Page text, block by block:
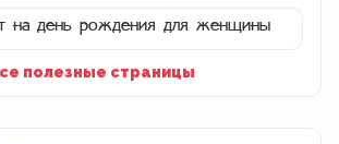
на день рождения для женщины
полезные страницы